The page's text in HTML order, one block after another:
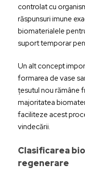
controlat cu
răspunsuri imune
biomaterialele
suport temporar
Un alt concept
formarea de vase
țesutul nou rămâne
majoritatea
faciliteze acest
vindecării.
Clasificarea
regenerare